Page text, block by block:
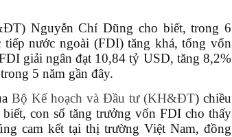
Nguyễn Chí Dũng cho biết, trong 6
nước ngoài (FDI) tăng khá, tổng vốn
giải ngân đạt 10,84 tỷ USD, tăng 8,2%
5 năm gần đây.
Bộ Kế hoạch và Đầu tư (KH&ĐT) chiều
con số tăng trưởng vốn FDI cho thấy
cam kết tại thị trường Việt Nam, đồng